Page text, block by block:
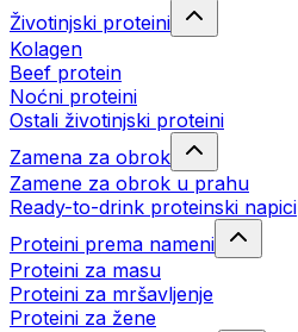
Životinjski proteini
Kolagen
Beef protein
Noćni proteini
Ostali životinjski proteini
Zamena za obrok
Zamene za obrok u prahu
Ready-to-drink proteinski napici
Proteini prema nameni
Proteini za masu
Proteini za mršavljenje
Proteini za žene